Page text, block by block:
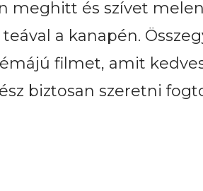
meghitt és szívet
a kanapén.
filmet, amit
biztosan szeretni